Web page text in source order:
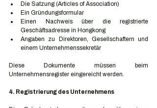
Die Satzung (Articles of Association)
Ein Gründungsformular
Einen Nachweis über die registrierte
Geschäftsadresse in Hongkong
Angaben zu Direktoren, Gesellschaftern und
einem Unternehmenssekretär
Diese Dokumente müssen beim
Unternehmensregister eingereicht werden.
4. Registrierung des Unternehmens